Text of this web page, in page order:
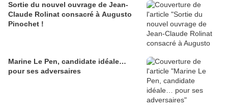
Sortie du nouvel ouvrage de Jean-
Claude Rolinat consacré à Augusto
Pinochet !
Marine Le Pen, candidate idéale…
pour ses adversaires